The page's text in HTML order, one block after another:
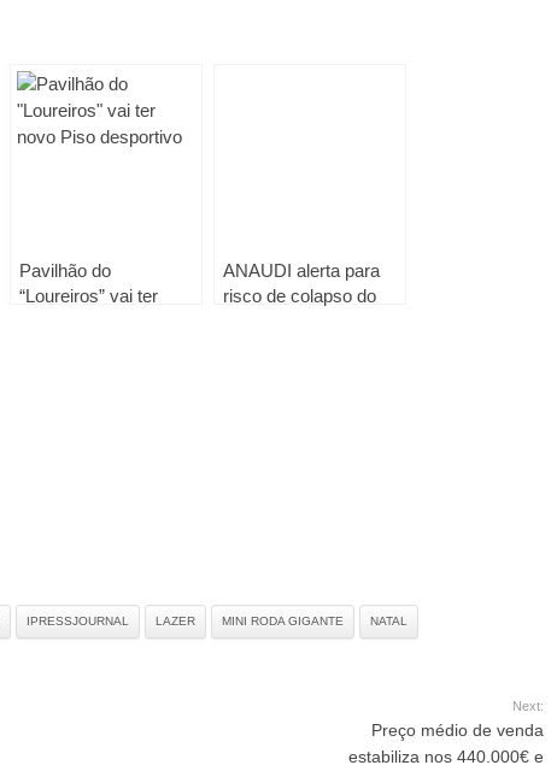
Pavilhão do
“Loureiros” vai ter
ANAUDI alerta para
risco de colapso do
IPRESSJOURNAL LAZER MINI RODA GIGANTE NATAL
Next:
Preço médio de venda
estabiliza nos 440.000€ e